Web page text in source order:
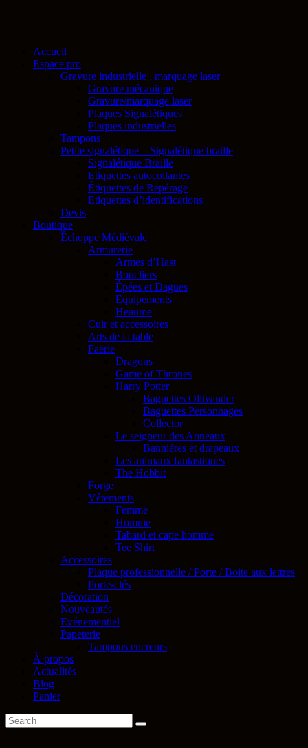
Accueil
Espace pro
Gravure industrielle , marquage laser
Gravure mécanique
Gravure/marquage laser
Plaques Signalétiques
Plaques industrielles
Tampons
Petite signalétique – Signalétique braille
Signalétique Braille
Etiquettes autocollantes
Étiquettes de Repérage
Etiquettes d’identifications
Devis
Boutique
Échoppe Médiévale
Armurerie
Armes d’Hast
Boucliers
Épées et Dagues
Equipements
Heaume
Cuir et accessoires
Arts de la table
Faërie
Dragons
Game of Thrones
Harry Potter
Baguettes Ollivander
Baguettes Personnages
Collector
Le seigneur des Anneaux
Bannières et drapeaux
Les animaux fantastiques
The Hobbit
Forge
Vêtements
Femme
Homme
Tabard et cape homme
Tee Shirt
Accessoires
Plaque professionnelle / Porte / Boite aux lettres
Porte-clés
Décoration
Nouveautés
Evénementiel
Papeterie
Tampons encreurs
À propos
Actualités
Blog
Panier